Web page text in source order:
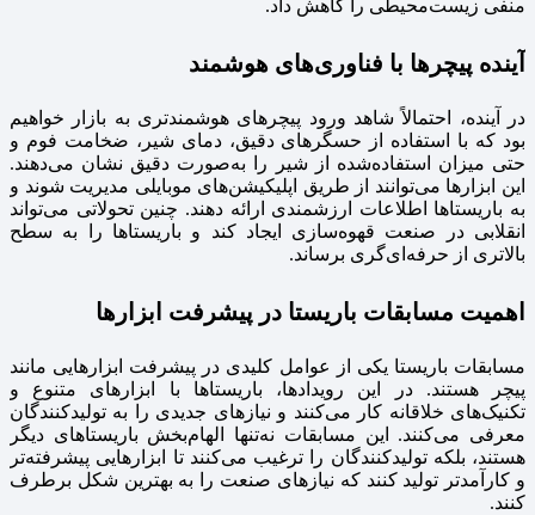
منفی زیست‌محیطی را کاهش داد.
آینده پیچرها با فناوری‌های هوشمند
در آینده، احتمالاً شاهد ورود پیچرهای هوشمندتری به بازار خواهیم
بود که با استفاده از حسگرهای دقیق، دمای شیر، ضخامت فوم و
حتی میزان استفاده‌شده از شیر را به‌صورت دقیق نشان می‌دهند.
این ابزارها می‌توانند از طریق اپلیکیشن‌های موبایلی مدیریت شوند و
به باریستاها اطلاعات ارزشمندی ارائه دهند. چنین تحولاتی می‌تواند
انقلابی در صنعت قهوه‌سازی ایجاد کند و باریستاها را به سطح
بالاتری از حرفه‌ای‌گری برساند.
اهمیت مسابقات باریستا در پیشرفت ابزارها
مسابقات باریستا یکی از عوامل کلیدی در پیشرفت ابزارهایی مانند
پیچر هستند. در این رویدادها، باریستاها با ابزارهای متنوع و
تکنیک‌های خلاقانه کار می‌کنند و نیازهای جدیدی را به تولیدکنندگان
معرفی می‌کنند. این مسابقات نه‌تنها الهام‌بخش باریستاهای دیگر
هستند، بلکه تولیدکنندگان را ترغیب می‌کنند تا ابزارهایی پیشرفته‌تر
و کارآمدتر تولید کنند که نیازهای صنعت را به بهترین شکل برطرف
کنند.